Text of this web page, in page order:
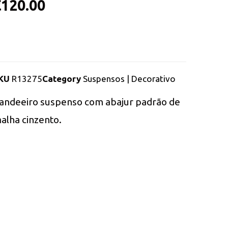
120.00
R13275Category Suspensos | Decorativo
suspenso com abajur padrão de
cinzento.